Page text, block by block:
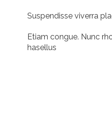
Suspendisse viverra
Etiam congue. Nunc
hasellus